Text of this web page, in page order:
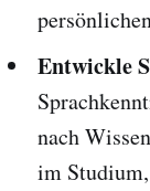
Entwickle
nach
im